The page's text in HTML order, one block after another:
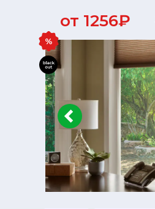
от 1256₽